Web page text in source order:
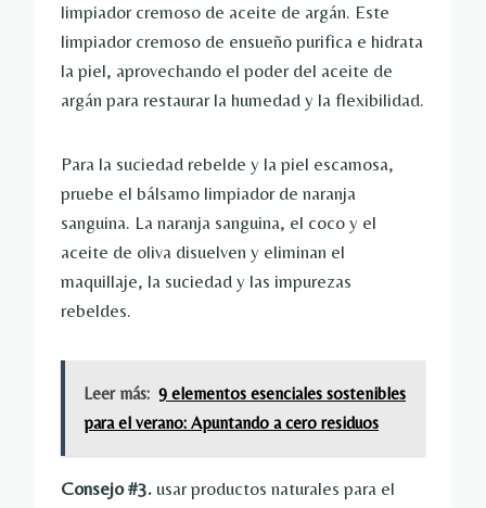
limpiador cremoso de aceite de argán. Este
limpiador cremoso de ensueño purifica e hidrata
la piel, aprovechando el poder del aceite de
argán para restaurar la humedad y la flexibilidad.
Para la suciedad rebelde y la piel escamosa,
pruebe el bálsamo limpiador de naranja
sanguina. La naranja sanguina, el coco y el
aceite de oliva disuelven y eliminan el
maquillaje, la suciedad y las impurezas
rebeldes.
Leer más: 9 elementos esenciales sostenibles
para el verano: Apuntando a cero residuos
Consejo #3. usar productos naturales para el